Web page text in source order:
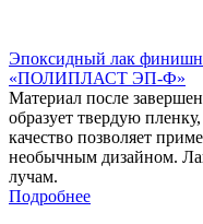
Эпоксидный лак
«‎ПОЛИПЛАСТ ЭП-Ф»
Материал после
образует твердую
качество позволяет
необычным дизайном.
лучам.
Подробнее